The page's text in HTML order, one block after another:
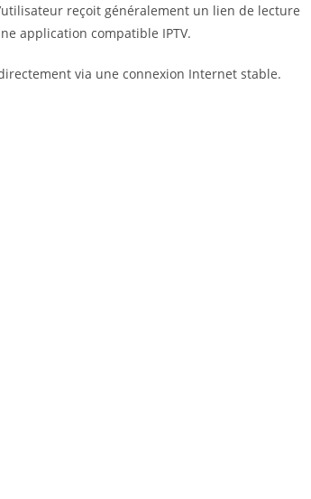
reçoit généralement un lien de lecture
application compatible IPTV.
via une connexion Internet stable.